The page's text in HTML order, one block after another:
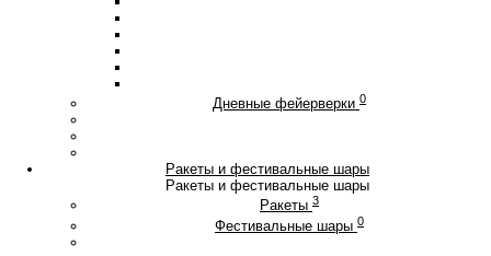
Дневные фейерверки 0
Ракеты и фестивальные шары
Ракеты и фестивальные шары
Ракеты 3
Фестивальные шары 0